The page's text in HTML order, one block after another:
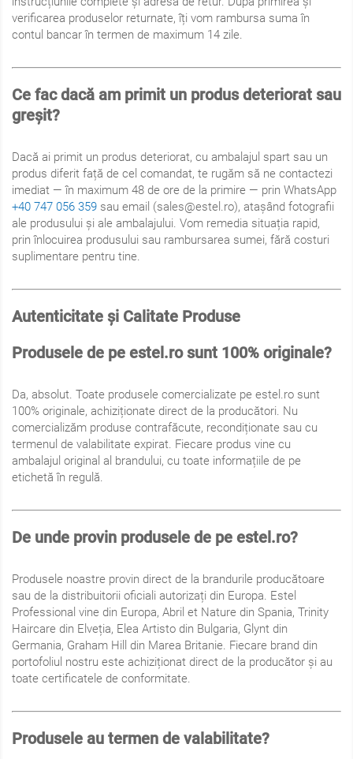
verificarea produselor returnate, îți vom rambursa suma în
contul bancar în termen de maximum 14 zile.
Ce fac dacă am primit un produs deteriorat sau
greșit?
Dacă ai primit un produs deteriorat, cu ambalajul spart sau un
produs diferit față de cel comandat, te rugăm să ne contactezi
imediat — în maximum 48 de ore de la primire — prin WhatsApp
+40 747 056 359 sau email (sales@estel.ro), atașând fotografii
ale produsului și ale ambalajului. Vom remedia situația rapid,
prin înlocuirea produsului sau rambursarea sumei, fără costuri
suplimentare pentru tine.
Autenticitate și Calitate Produse
Produsele de pe estel.ro sunt 100% originale?
Da, absolut. Toate produsele comercializate pe estel.ro sunt
100% originale, achiziționate direct de la producători. Nu
comercializăm produse contrafăcute, recondiționate sau cu
termenul de valabilitate expirat. Fiecare produs vine cu
ambalajul original al brandului, cu toate informațiile de pe
etichetă în regulă.
De unde provin produsele de pe estel.ro?
Produsele noastre provin direct de la brandurile producătoare
sau de la distribuitorii oficiali autorizați din Europa. Estel
Professional vine din Europa, Abril et Nature din Spania, Trinity
Haircare din Elveția, Elea Artisto din Bulgaria, Glynt din
Germania, Graham Hill din Marea Britanie. Fiecare brand din
portofoliul nostru este achiziționat direct de la producător și au
toate certificatele de conformitate.
Produsele au termen de valabilitate?